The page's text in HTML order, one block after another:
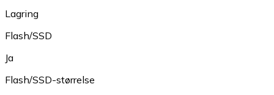
Lagring
Flash/SSD
Ja
Flash/SSD-størrelse